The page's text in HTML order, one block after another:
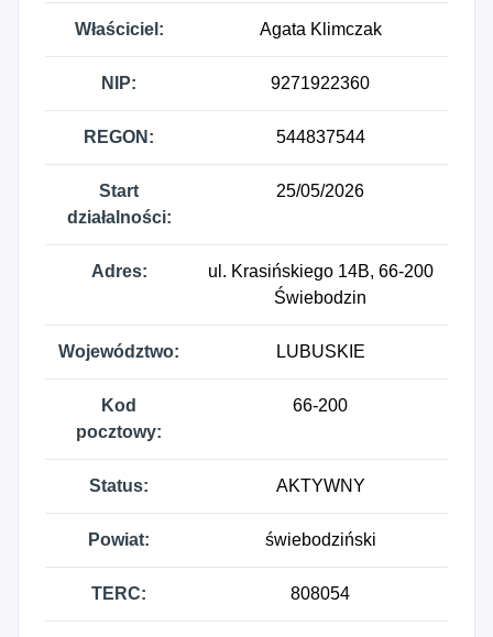
Właściciel: Agata Klimczak
NIP: 9271922360
REGON: 544837544
Start
działalności:
25/05/2026
Adres:
ul. Krasińskiego 14B, 66-200
Świebodzin
Województwo: LUBUSKIE
Kod
pocztowy:
66-200
Status: AKTYWNY
Powiat: świebodziński
TERC: 808054